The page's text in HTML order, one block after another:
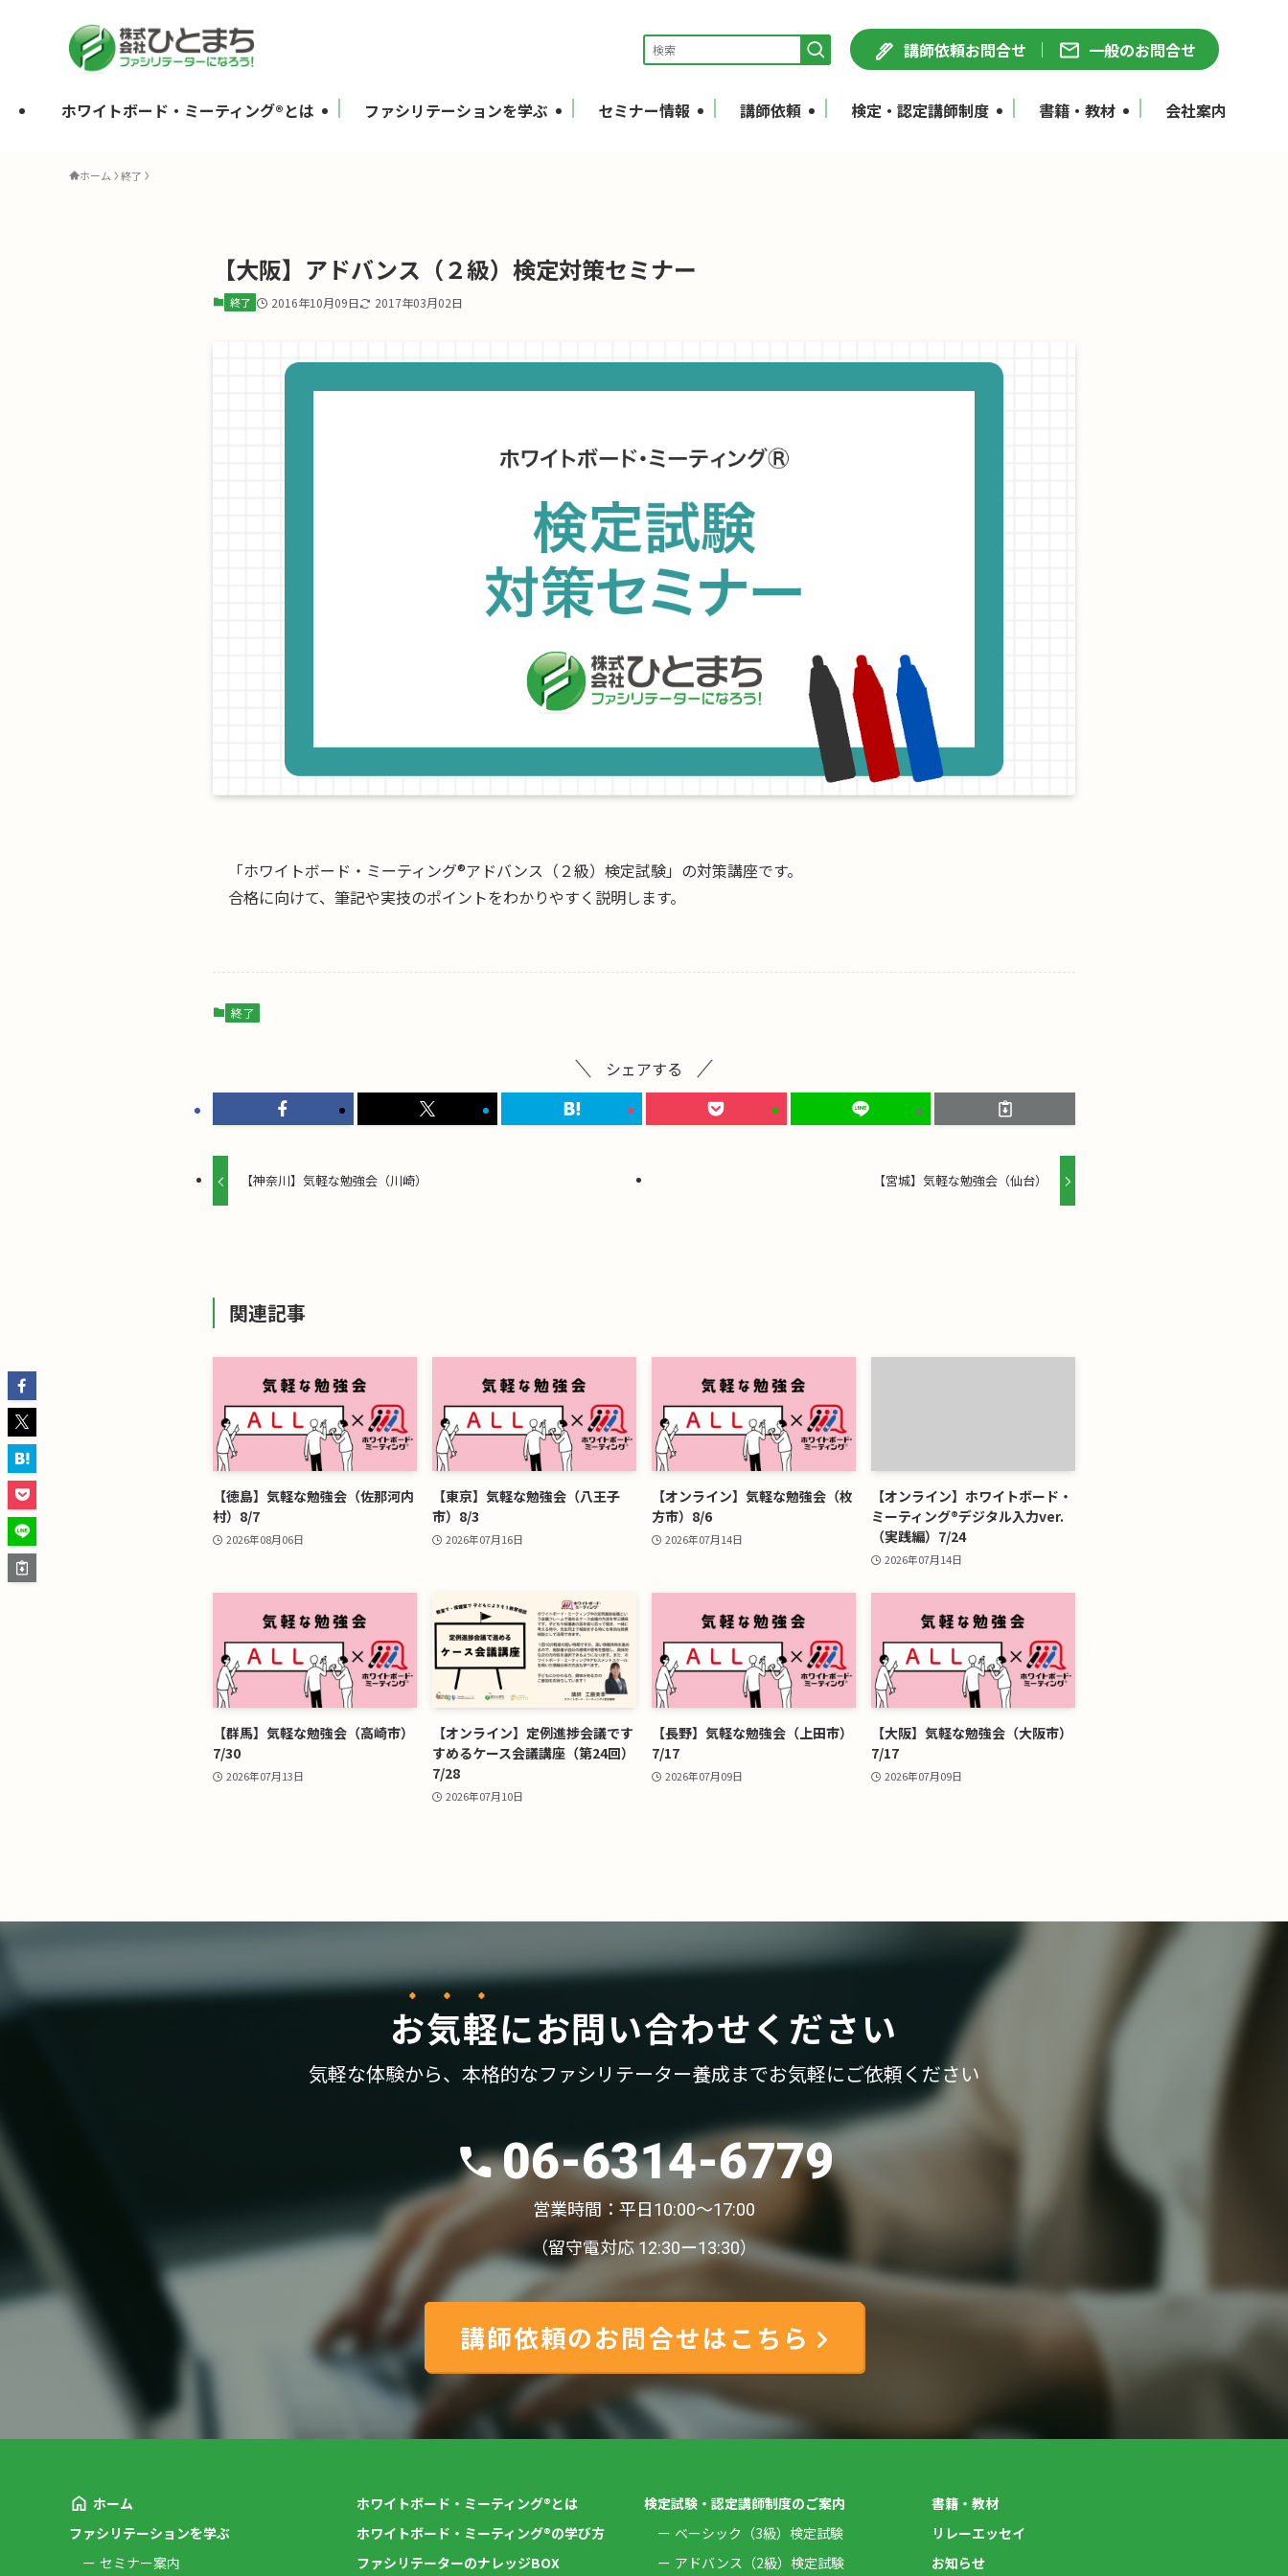
講師依頼お問合せ 一般のお問合せ
ホワイトボード・ミーティング®とは ファシリテーションを学ぶ セミナー情報 講師依頼 検定・認定講師制度 書籍・教材 会社案内
ホーム 終了
【大阪】アドバンス（２級）検定対策セミナー
終了 2016年10月09日 2017年03月02日
「ホワイトボード・ミーティング®アドバンス（２級）検定試験」の対策講座です。
合格に向けて、筆記や実技のポイントをわかりやすく説明します。
終了
シェアする
【神奈川】気軽な勉強会（川崎） 【宮城】気軽な勉強会（仙台）
関連記事
【徳島】気軽な勉強会（佐那河内
村）8/7
2026年08月06日
【東京】気軽な勉強会（八王子
市）8/3
2026年07月16日
【オンライン】気軽な勉強会（枚
方市）8/6
2026年07月14日
【オンライン】ホワイトボード・
ミーティング®デジタル入力ver.
（実践編）7/24
2026年07月14日
【群馬】気軽な勉強会（高崎市）
7/30
2026年07月13日
【オンライン】定例進捗会議です
すめるケース会議講座（第24回）
7/28
2026年07月10日
【長野】気軽な勉強会（上田市）
7/17
2026年07月09日
【大阪】気軽な勉強会（大阪市）
7/17
2026年07月09日
お気軽にお問い合わせください
気軽な体験から、 本格的なファシリテーター養成までお気軽にご依頼ください
06-6314-6779
営業時間：平日10:00〜17:00
（留守電対応 12:30ー13:30）
講師依頼のお問合せはこちら
ホーム
ファシリテーションを学ぶ
セミナー案内
ホワイトボード・ミーティング®とは
ホワイトボード・ミーティング®の学び方
ファシリテーターのナレッジBOX
検定試験・認定講師制度のご案内
ベーシック（3級）検定試験
アドバンス（2級）検定試験
書籍・教材
リレーエッセイ
お知らせ